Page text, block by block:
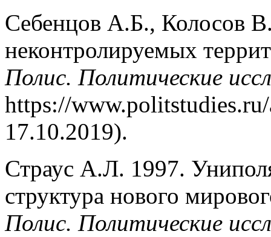
Себенцов А.Б., Колосов
неконтролируемых
Полис. Политические
https://
17.10.2019).
Страус А.Л. 1997.
структура нового
Полис. Политические